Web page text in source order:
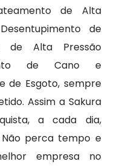
de Alta
de
de Alta Pressão
de Cano e
de Esgoto, sempre
Assim a Sakura
a cada dia,
perca tempo e
empresa no